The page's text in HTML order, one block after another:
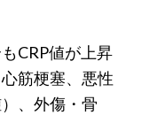
CRP値が上昇
筋梗塞、悪性
、外傷・骨